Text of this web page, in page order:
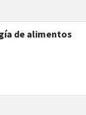
de alimentos